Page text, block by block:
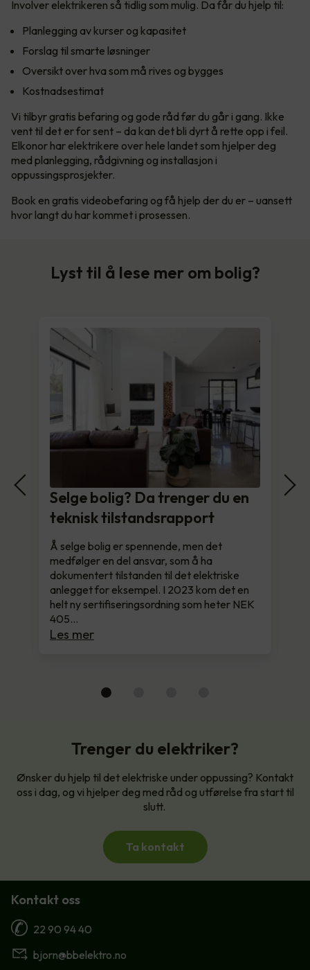
Involver elektrikeren så tidlig som mulig. Da får du hjelp til:
Planlegging av kurser og kapasitet
Forslag til smarte løsninger
Oversikt over hva som må rives og bygges
Kostnadsestimat
Vi tilbyr gratis befaring og gode råd før du går i gang. Ikke
vent til det er for sent – da kan det bli dyrt å rette opp i feil.
Elkonor har elektrikere over hele landet som hjelper deg
med planlegging, rådgivning og installasjon i
oppussingsprosjekter.
Book en gratis videobefaring og få hjelp der du er – uansett
hvor langt du har kommet i prosessen.
Lyst til å lese mer om bolig?
Selge bolig? Da trenger du en
teknisk tilstandsrapport
Å selge bolig er spennende, men det
medfølger en del ansvar, som å ha
dokumentert tilstanden til det elektriske
anlegget for eksempel. I 2023 kom det en
helt ny sertifiseringsordning som heter NEK
405…
Les mer
Trenger du elektriker?
Ønsker du hjelp til det elektriske under oppussing? Kontakt
oss i dag, og vi hjelper deg med råd og utførelse fra start til
slutt.
Ta kontakt
Kontakt oss
22 90 94 40
bjorn@bbelektro.no